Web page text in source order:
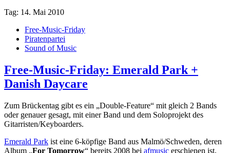
Tag: 14. Mai 2010
Free-Music-Friday
Piratenpartei
Sound of Music
Free-Music-Friday: Emerald Park +
Danish Daycare
Zum Brückentag gibt es ein „Double-Feature“ mit gleich 2 Bands
oder genauer gesagt, mit einer Band und dem Soloprojekt des
Gitarristen/Keyboarders.
Emerald Park ist eine 6-köpfige Band aus Malmö/Schweden, deren
Album „For Tomorrow“ bereits 2008 bei afmusic erschienen ist.